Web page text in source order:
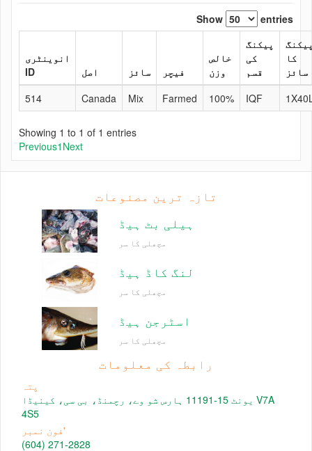
Show entries
انوینٹری
ID
اصل سائز فیچر
خالص
وزن
پیکنگ
کی
قسم
کا
سائز
514
Canada Mix Farmed 100% IQF
Showing 1 to 1 of 1 entries
Previous1 Next
تازہ ترین مصنوعات
ہیلی بٹ ہیڈ
مچھلی کا سر
لنگ کاڈ ہیڈ
مچھلی کا سر
اسٹرجن ہیڈ
مچھلی کا سر
رابطہ کی معلومات
پتہ
یونٹ 15-11191 ہارس شو وے، رچمنڈ، بی سی، کینیڈا V7A
4S5
فون نمبر'
(604) 271-2828